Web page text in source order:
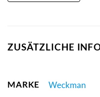
ZUSÄTZLICHE
MARKE Weckman